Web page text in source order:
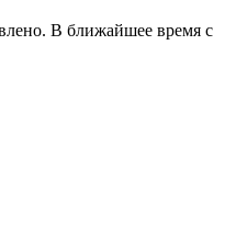
В ближайшее время с